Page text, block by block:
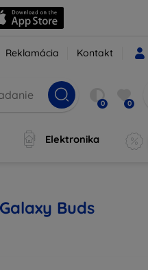
Reklamácia Kontakt
0 0
Elektronika
Buds